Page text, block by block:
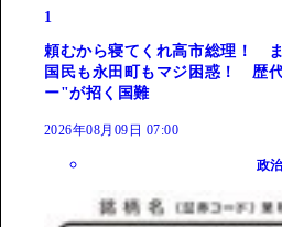
1
頼むから寝てくれ高市総理！
国民も永田町もマジ困惑！ 歴
ー"が招く国難
2026年08月09日 07:00
政